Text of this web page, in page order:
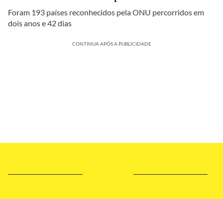
Foram 193 países reconhecidos pela ONU percorridos em
dois anos e 42 dias
CONTINUA APÓS A PUBLICIDADE